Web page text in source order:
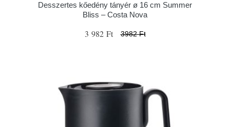
Desszertes kőedény tányér ø 16 cm Summer
Bliss – Costa Nova
3 982 Ft 3982 Ft